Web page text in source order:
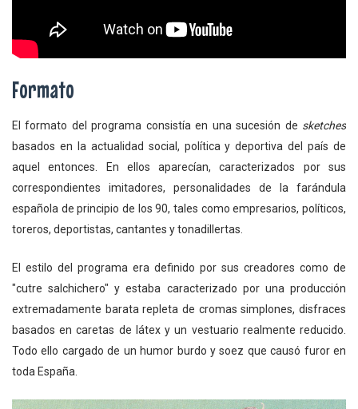
Formato
El formato del programa consistía en una sucesión de sketches
basados en la actualidad social, política y deportiva del país de
aquel entonces. En ellos aparecían, caracterizados por sus
correspondientes imitadores, personalidades de la farándula
española de principio de los 90, tales como empresarios, políticos,
toreros, deportistas, cantantes y tonadillertas.
El estilo del programa era definido por sus creadores como de
"cutre salchichero" y estaba caracterizado por una producción
extremadamente barata repleta de cromas simplones, disfraces
basados en caretas de látex y un vestuario realmente reducido.
Todo ello cargado de un humor burdo y soez que causó furor en
toda España.